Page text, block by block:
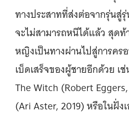
ทางประสาทที่ส่งต่อจากรุ่นสู่
จะไม่สามารถหนีได้แล้ว สุด
หญิงเป็นทางผ่านไปสู่การคร
เบ็ดเสร็จของผู้ชายอีกด้วย เ
The Witch (Robert
(Ari Aster, 2019) หรือในฝั่ง